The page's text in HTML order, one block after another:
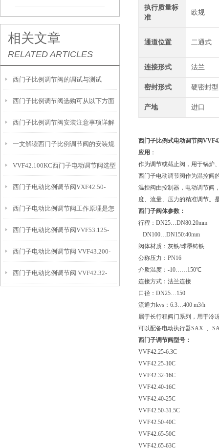
相关文章
RELATED ARTICLES
西门子比例调节阀的调试与测试
西门子比例调节阀选购可从以下方面
进行
西门子比例调节阀安装注意事项详解
一文解读西门子比例调节阀的安装规
范
VVF42.100KC西门子电动调节阀选型
指导
西门子电动比例调节阀VXF42.50-
31.5C
西门子电动比例调节阀工作原理是怎
样的
西门子电动比例调节阀VVF53.125-
250
西门子电动比例调节阀 VVF43.200-
450K
西门子电动比例调节阀 VVF42.32-
执行质量标
准
欧规
通道位置 二通式
连接形式 法兰
密封形式 硬密封型
产地 进口
西门子比例式电动调节阀
应用 ：
作为调节或截止阀，用于锅炉
西门子电动调节阀作为温控阀
温控阀由控制器，电动调节阀
度、流量、压力的精准调节。
西门子阀体参数：
行程：DN25…DN80:20mm
DN100…DN150:40mm
阀体材质：灰铁/球墨铸铁
公称压力：PN16
介质温度：-10……150℃
连接方式：法兰连接
口径：DN25…150
流通力kvs：6.3…400 m3/h
属于长行程阀门系列，用于冷
可以配备电动执行器SAX..、
西门子调节阀型号：
VVF42.25-6.3C
VVF42.25-10C
VVF42.32-16C
VVF42.40-16C
VVF42.40-25C
VVF42.50-31.5C
VVF42.50-40C
VVF42.65-50C
VVF42.65-63C